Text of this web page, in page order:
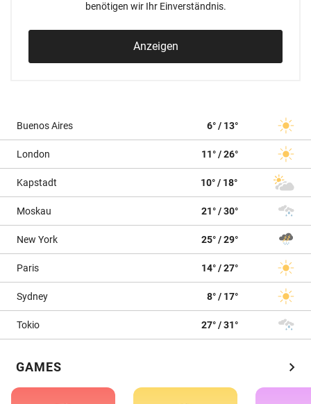
benötigen wir Ihr Einverständnis.
Anzeigen
Buenos Aires 6° / 13°
London 11° / 26°
Kapstadt 10° / 18°
Moskau 21° / 30°
New York 25° / 29°
Paris 14° / 27°
Sydney 8° / 17°
Tokio 27° / 31°
GAMES chevron_right